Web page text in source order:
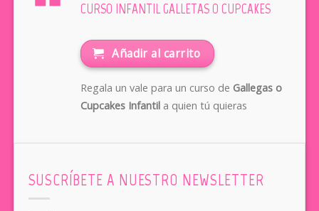
CURSO INFANTIL GALLETAS O CUPCAKES
Añadir al carrito
Regala un vale para un curso de Gallegas o
Cupcakes Infantila quien tú quieras
SUSCRÍBETE A NUESTRO NEWSLETTER